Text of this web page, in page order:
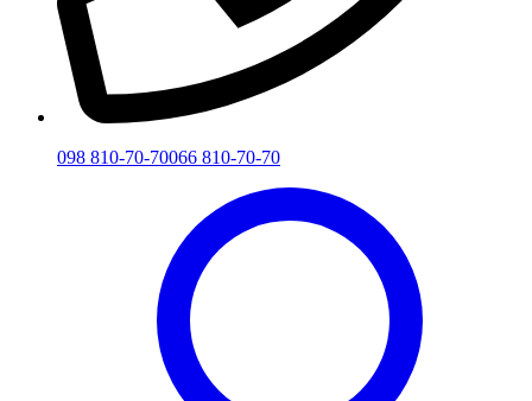
098 810-70-70066 810-70-70